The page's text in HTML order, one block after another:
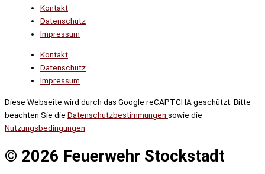
Kontakt
Datenschutz
Impressum
Kontakt
Datenschutz
Impressum
Diese Webseite wird durch das Google reCAPTCHA geschützt. Bitte
beachten Sie die Datenschutzbestimmungen sowie die
Nutzungsbedingungen
© 2026 Feuerwehr Stockstadt